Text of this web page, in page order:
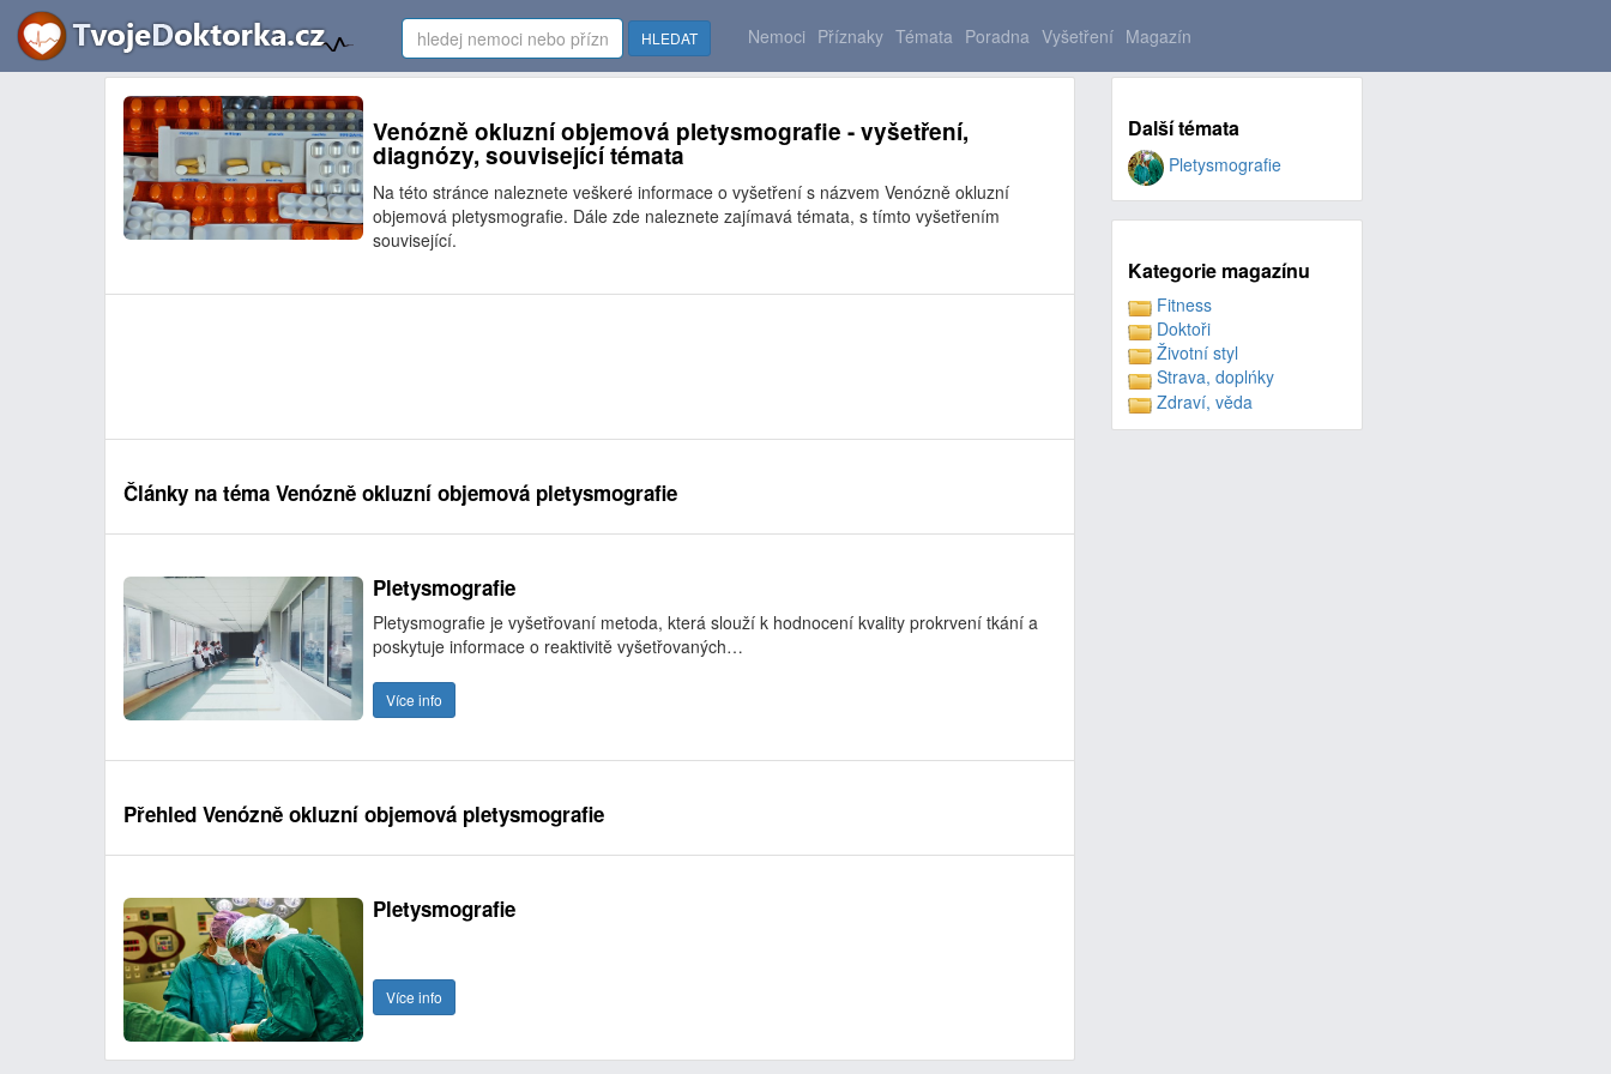
HLEDAT Nemoci Příznaky Témata Poradna Vyšetření Magazín
Venózně okluzní objemová pletysmografie - vyšetření,
diagnózy, související témata
Na této stránce naleznete veškeré informace o vyšetření s názvem Venózně okluzní
objemová pletysmografie. Dále zde naleznete zajímavá témata, s tímto vyšetřením
související.
Články na téma Venózně okluzní objemová pletysmografie
Pletysmografie
Pletysmografie je vyšetřovaní metoda, která slouží k hodnocení kvality prokrvení tkání a
poskytuje informace o reaktivitě vyšetřovaných…
Více info
Přehled Venózně okluzní objemová pletysmografie
Pletysmografie
Více info
Další témata
Pletysmografie
Kategorie magazínu
Fitness
Doktoři
Životní styl
Strava, doplńky
Zdraví, věda